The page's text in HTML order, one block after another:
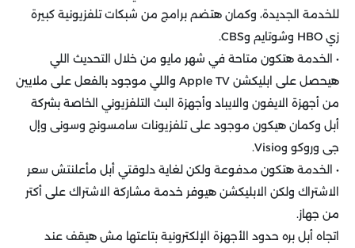
للخدمة الجديدة، وكمان هتضم برامج من شبكات تلفزيونية كبيرة
زي HBO وشوتايم وCBS.
• الخدمة هتكون متاحة في شهر مايو من خلال التحديث اللي
هيحصل على ابليكشن Apple TV واللي موجود بالفعل على ملايين
من أجهزة الايفون والايباد وأجهزة البث التلفزيوني الخاصة بشركة
أبل وكمان هيكون موجود على تلفزيونات سامسونج وسونى وإل
جى وروكو وVisio.
• الخدمة هتكون مدفوعة ولكن لغاية دلوقتي أبل مأعلنتش سعر
الاشتراك ولكن الابليكشن هيوفر خدمة مشاركة الاشتراك على أكتر
من جهاز.
اتجاه أبل بره حدود الأجهزة الإلكترونية بتاعتها مش هيقف عند